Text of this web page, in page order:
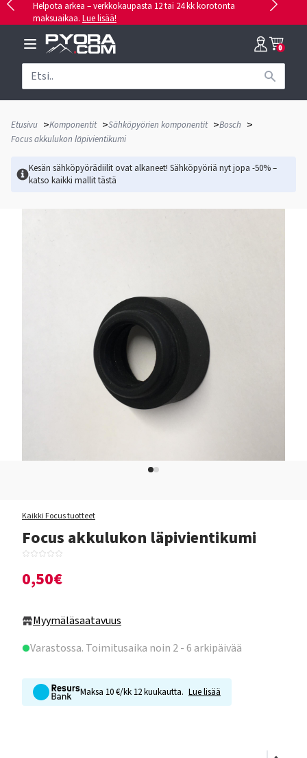
Helpota arkea – verkkokaupasta 12 tai 24 kk korotonta
maksuaikaa. Lue lisää!
0
Etusivu >Komponentit >Sähköpyörien komponentit >Bosch >
Focus akkulukon läpivientikumi
Kesän sähköpyörädiilit ovat alkaneet! Sähköpyöriä nyt jopa -50% –
katso kaikki mallittästä
Kaikki Focus tuotteet
Focus akkulukon läpivientikumi
0,50€
Myymäläsaatavuus
Varastossa. Toimitusaika noin 2 - 6 arkipäivää
Maksa 10 €/kk 12 kuukautta. Lue lisää